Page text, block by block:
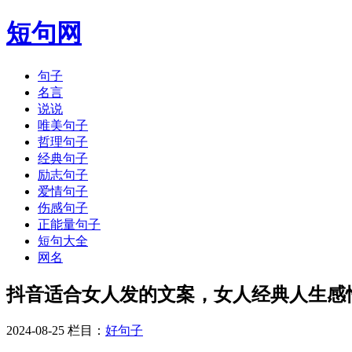
短句网
句子
名言
说说
唯美句子
哲理句子
经典句子
励志句子
爱情句子
伤感句子
正能量句子
短句大全
网名
抖音适合女人发的文案，女人经典人生感
2024-08-25 栏目： 好句子